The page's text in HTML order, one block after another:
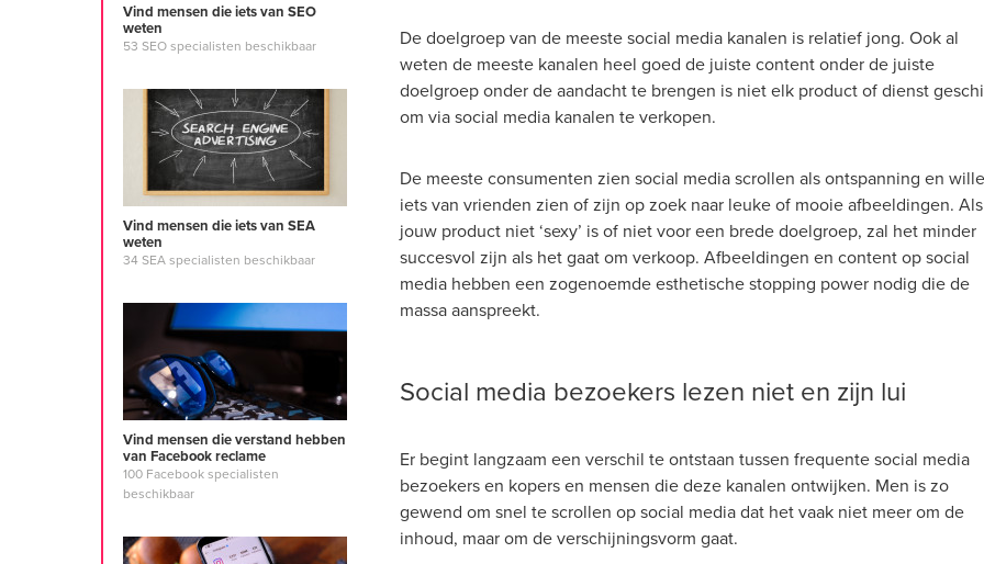
Vind mensen die iets van SEO
weten
53 SEO specialisten beschikbaar
Vind mensen die iets van SEA
weten
34 SEA specialisten beschikbaar
Vind mensen die verstand hebben
van Facebook reclame
100 Facebook specialisten
beschikbaar
De doelgroep van de meeste social media kanalen is relatief jong. Ook al
weten de meeste kanalen heel goed de juiste content onder de juiste
doelgroep onder de aandacht te brengen is niet elk product of dienst
om via social media kanalen te verkopen.
De meeste consumenten zien social media scrollen als ontspanning en
iets van vrienden zien of zijn op zoek naar leuke of mooie afbeeldingen. Als
jouw product niet ‘sexy’ is of niet voor een brede doelgroep, zal het minder
succesvol zijn als het gaat om verkoop. Afbeeldingen en content op social
media hebben een zogenoemde esthetische stopping power nodig die de
massa aanspreekt.
Social media bezoekers lezen niet en zijn lui
Er begint langzaam een verschil te ontstaan tussen frequente social media
bezoekers en kopers en mensen die deze kanalen ontwijken. Men is zo
gewend om snel te scrollen op social media dat het vaak niet meer om de
inhoud, maar om de verschijningsvorm gaat.